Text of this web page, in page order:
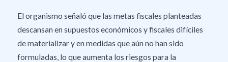
El organismo señaló que las metas fiscales planteadas
descansan en supuestos económicos y fiscales difíciles
de materializar y en medidas que aún no han sido
formuladas, lo que aumenta los riesgos para la